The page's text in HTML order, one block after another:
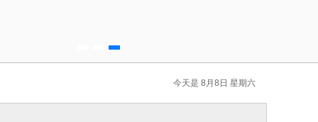
今天是 8月8日 星期六